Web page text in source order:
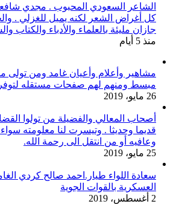
الشاعر السعودي المحبوب . مجدي
كل أغراض الشعر لكنه يميل للغزلي .
جازان مليئة بالعلماء والأدباء والكتاب
منذ 5 أيام
مشاهير وأعلام وأعيان غامد ومن تولى
مبسط ومنهم لهم صفحات مستقله
26 مايو، 2019
أصحاب المعالي والفضيلة من تولوا
قديما وحديثا . وتيسرت لنا معلومته
وعافيه أو من انتقل الى رحمة الله.
25 مايو، 2019
سعادة اللواء طيار.احمد صالح كردي
العسكرية بالقوات الجوية
2 أغسطس، 2019